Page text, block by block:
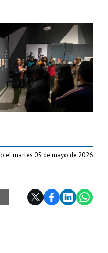
el martes 05 de mayo de 2026